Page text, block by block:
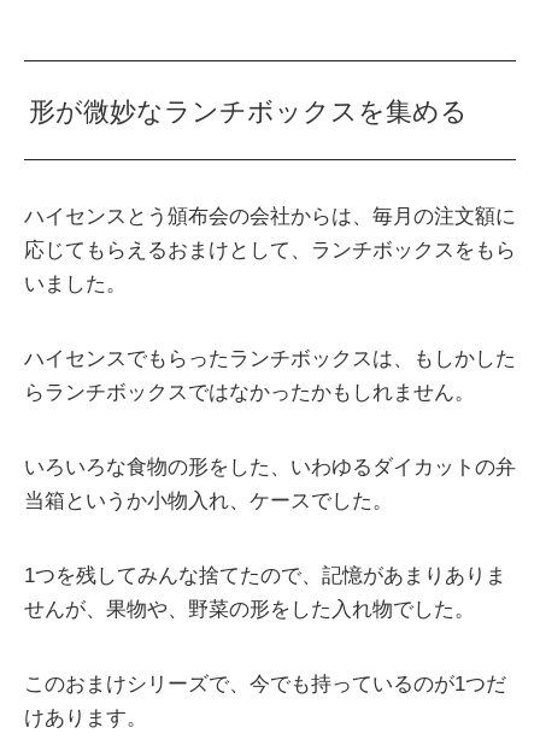
形が微妙なランチボックスを集める
ハイセンスとう頒布会の会社からは、毎月の注文額に
応じてもらえるおまけとして、ランチボックスをもら
いました。
ハイセンスでもらったランチボックスは、もしかした
らランチボックスではなかったかもしれません。
いろいろな食物の形をした、いわゆるダイカットの弁
当箱というか小物入れ、ケースでした。
1つを残してみんな捨てたので、記憶があまりありま
せんが、果物や、野菜の形をした入れ物でした。
このおまけシリーズで、今でも持っているのが1つだ
けあります。